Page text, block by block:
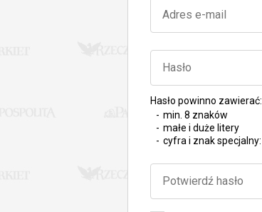
Hasło powinno zawierać:
min. 8 znaków
małe i duże litery
cyfra i znak specjalny: